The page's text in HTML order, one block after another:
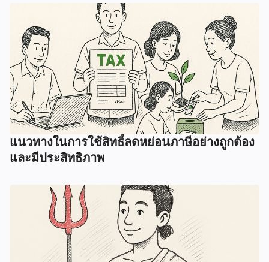
แนวทางในการใช้สิทธิ์ลดหย่อนภาษีอย่างถูกต้อง
และมีประสิทธิภาพ